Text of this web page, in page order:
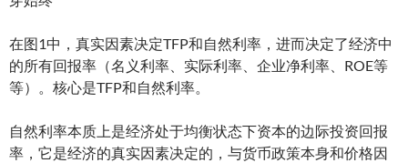
在图1中，真实因素决定TFP和自然利率，进而决定了经济中
的所有回报率（名义利率、实际利率、企业净利率、ROE等
等）。核心是TFP和自然利率。
自然利率本质上是经济处于均衡状态下资本的边际投资回报
率，它是经济的真实因素决定的，与货币政策本身和价格因